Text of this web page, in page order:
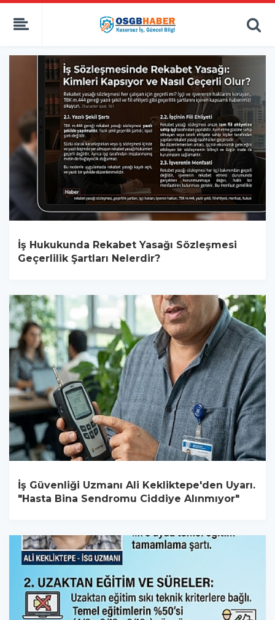
İş Hukukunda Rekabet Yasağı Sözleşmesi
Geçerlilik Şartları Nelerdir?
İş Güvenliği Uzmanı Ali Kekliktepe'den Uyarı.
"Hasta Bina Sendromu Ciddiye Alınmıyor"